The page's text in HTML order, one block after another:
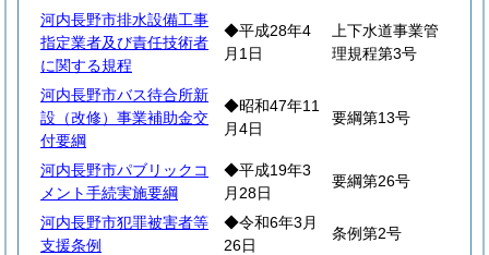
河内長野市排水設備工事
指定業者及び責任技術者
に関する規程
◆平成28年4
月1日
上下水道事業管
理規程第3号
河内長野市バス待合所新
設（改修）事業補助金交
付要綱
◆昭和47年11
月4日
要綱第13号
河内長野市パブリックコ
メント手続実施要綱
◆平成19年3
月28日
要綱第26号
河内長野市犯罪被害者等
支援条例
◆令和6年3月
26日
条例第2号